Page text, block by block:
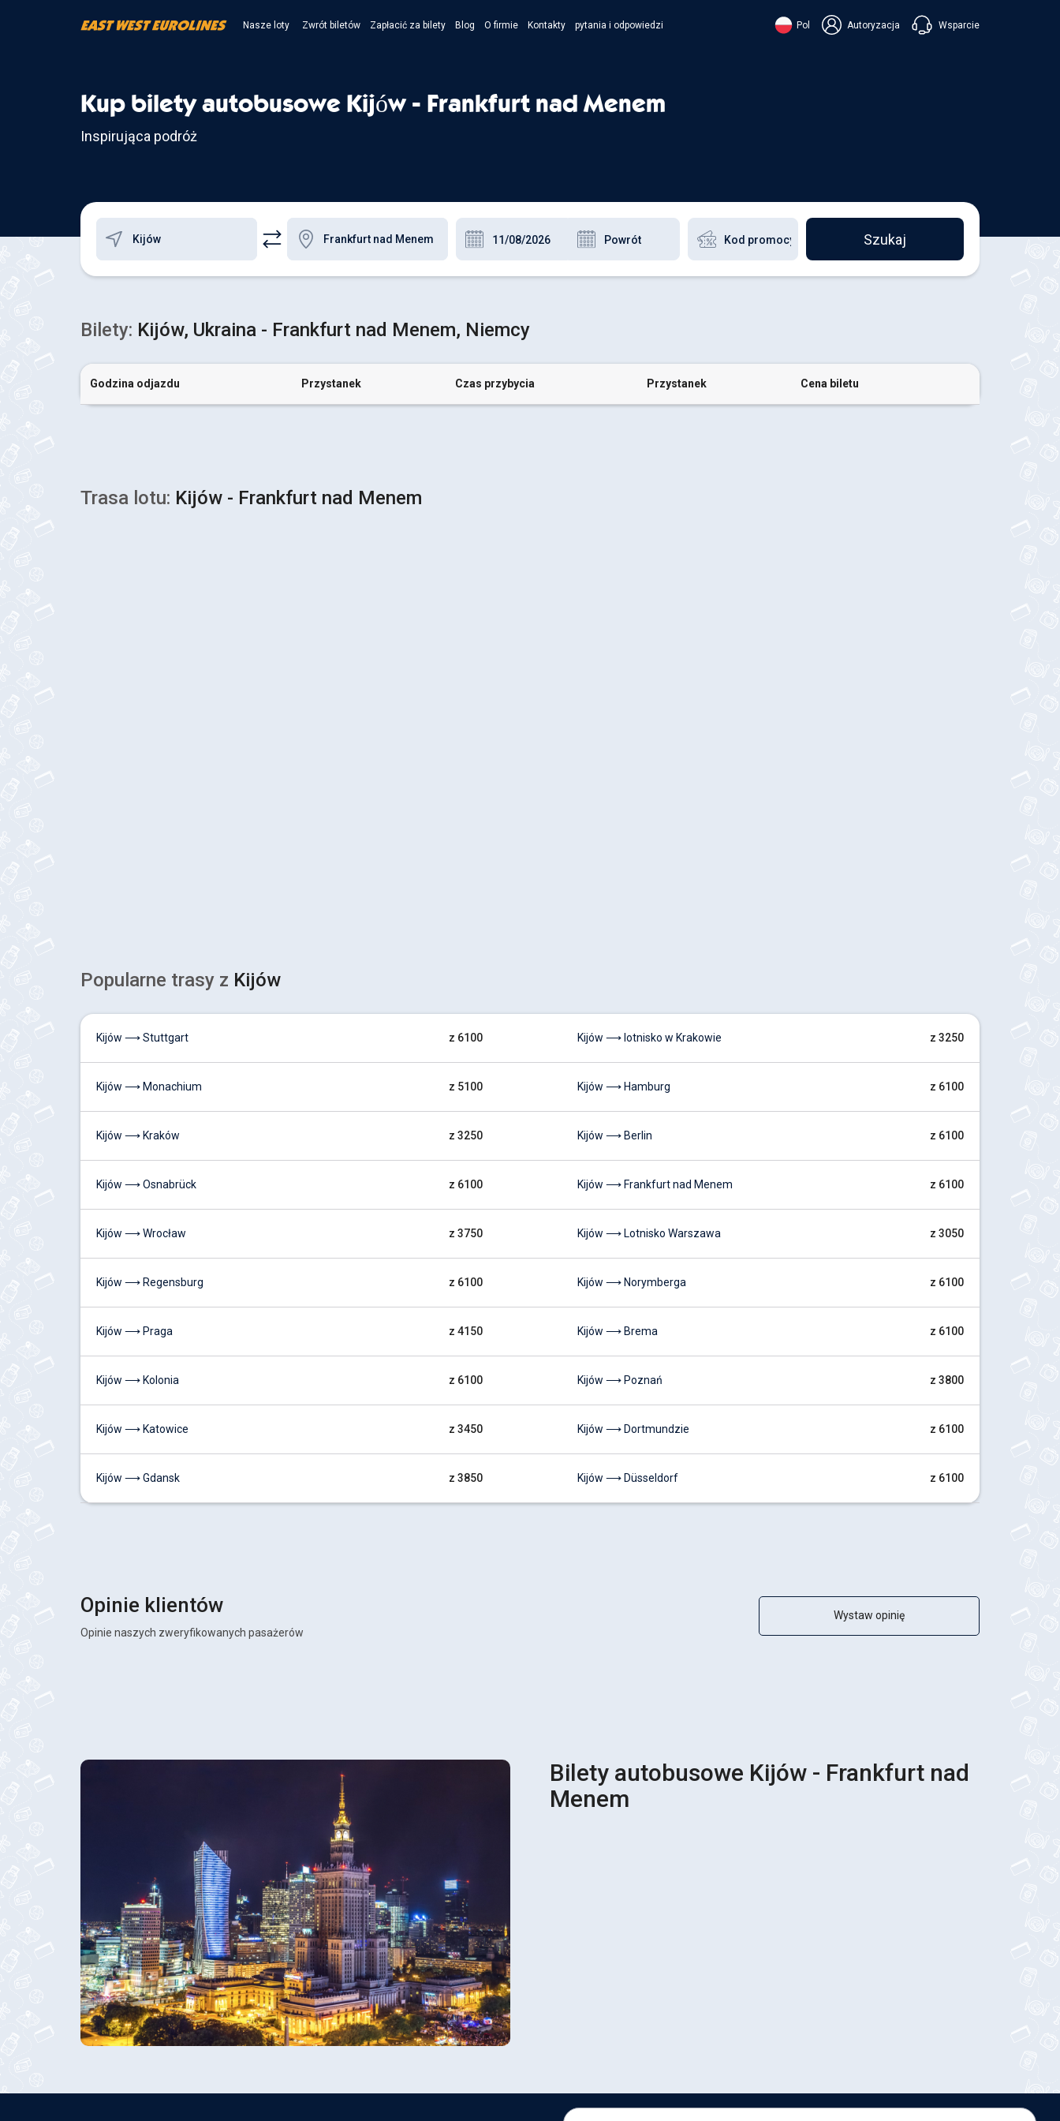
Nasze loty Zwrót biletów Zapłacić za bilety Blog O firmie Kontakty pytania i odpowiedzi Pol Autoryzacja Wsparcie
Czatuj w Messengerze
Kup bilety autobusowe Kijów - Frankfurt nad Menem
Inspirująca podróż
Szukaj
Bilety: Kijów, Ukraina - Frankfurt nad Menem, Niemcy
Godzina odjazdu Przystanek Czas przybycia Przystanek Cena biletu
Trasa lotu: Kijów - Frankfurt nad Menem
Popularne trasy z Kijów
Kijów ⟶ Stuttgart z 6100
Kijów ⟶ Monachium z 5100
Kijów ⟶ Kraków z 3250
Kijów ⟶ Osnabrück z 6100
Kijów ⟶ Wrocław z 3750
Kijów ⟶ Regensburg z 6100
Kijów ⟶ Praga z 4150
Kijów ⟶ Kolonia z 6100
Kijów ⟶ Katowice z 3450
Kijów ⟶ Gdansk z 3850
Kijów ⟶ lotnisko w Krakowie z 3250
Kijów ⟶ Hamburg z 6100
Kijów ⟶ Berlin z 6100
Kijów ⟶ Frankfurt nad Menem z 6100
Kijów ⟶ Lotnisko Warszawa z 3050
Kijów ⟶ Norymberga z 6100
Kijów ⟶ Brema z 6100
Kijów ⟶ Poznań z 3800
Kijów ⟶ Dortmundzie z 6100
Kijów ⟶ Düsseldorf z 6100
Opinie klientów
Opinie naszych zweryfikowanych pasażerów
Wystaw opinię
Bilety autobusowe Kijów - Frankfurt nad
Menem